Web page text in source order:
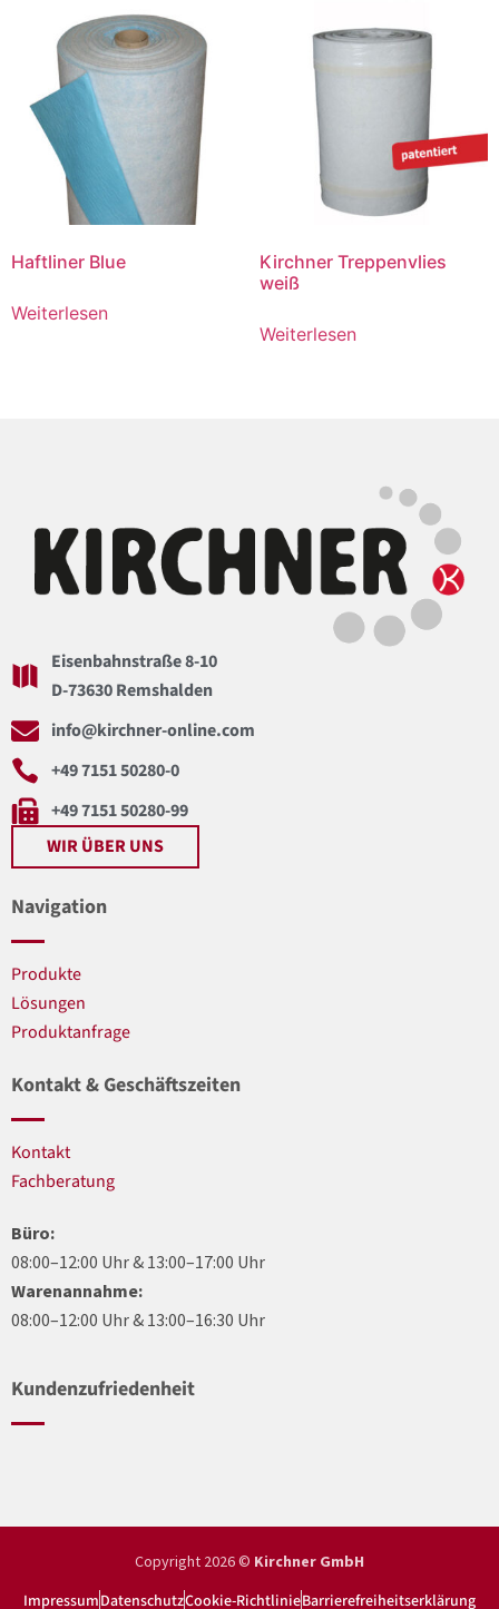
Haftliner Blue
Weiterlesen
Kirchner Treppenvlies
weiß
Weiterlesen
Eisenbahnstraße 8-10
D-73630 Remshalden
info@kirchner-online.com
+49 7151 50280-0
+49 7151 50280-99
WIR ÜBER UNS
Navigation
Produkte
Lösungen
Produktanfrage
Kontakt & Geschäftszeiten
Kontakt
Fachberatung
Büro:
08:00–12:00 Uhr & 13:00–17:00 Uhr
Warenannahme:
08:00–12:00 Uhr & 13:00–16:30 Uhr
Kundenzufriedenheit
Copyright 2026 © Kirchner GmbH
ImpressumDatenschutzCookie-RichtlinieBarrierefreiheitserklärung